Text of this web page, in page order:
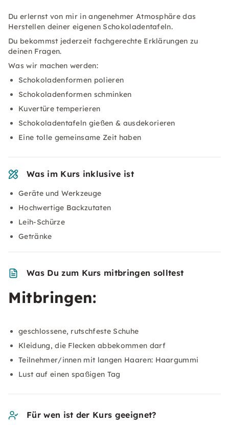
Du erlernst von mir in angenehmer Atmosphäre das
Herstellen deiner eigenen Schokoladentafeln.
Du bekommst jederzeit fachgerechte Erklärungen zu
deinen Fragen.
Was wir machen werden:
Schokoladenformen polieren
Schokoladenformen schminken
Kuvertüre temperieren
Schokoladentafeln gießen & ausdekorieren
Eine tolle gemeinsame Zeit haben
Was im Kurs inklusive ist
Geräte und Werkzeuge
Hochwertige Backzutaten
Leih-Schürze
Getränke
Was Du zum Kurs mitbringen solltest
Mitbringen:
geschlossene, rutschfeste Schuhe
Kleidung, die Flecken abbekommen darf
Teilnehmer/innen mit langen Haaren: Haargummi
Lust auf einen spaßigen Tag
Für wen ist der Kurs geeignet?